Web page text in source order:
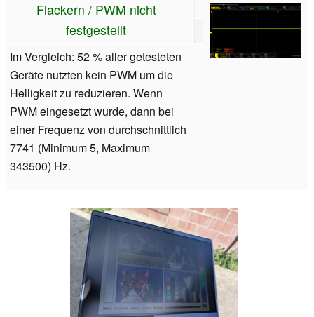
Flackern / PWM nicht
festgestellt
Im Vergleich: 52 % aller getesteten
Geräte nutzten kein PWM um die
Helligkeit zu reduzieren. Wenn
PWM eingesetzt wurde, dann bei
einer Frequenz von durchschnittlich
7741 (Minimum 5, Maximum
343500) Hz.